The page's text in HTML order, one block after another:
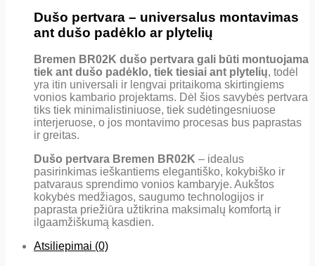
Dušo pertvara – universalus montavimas
ant dušo padėklo ar plytelių
Bremen BR02K dušo pertvara gali būti montuojama
tiek ant dušo padėklo, tiek tiesiai ant plytelių, todėl
yra itin universali ir lengvai pritaikoma skirtingiems
vonios kambario projektams. Dėl šios savybės pertvara
tiks tiek minimalistiniuose, tiek sudėtingesniuose
interjeruose, o jos montavimo procesas bus paprastas
ir greitas.
Dušo pertvara Bremen BR02K – idealus
pasirinkimas ieškantiems elegantiško, kokybiško ir
patvaraus sprendimo vonios kambaryje. Aukštos
kokybės medžiagos, saugumo technologijos ir
paprasta priežiūra užtikrina maksimalų komfortą ir
ilgaamžiškumą kasdien.
Atsiliepimai (0)